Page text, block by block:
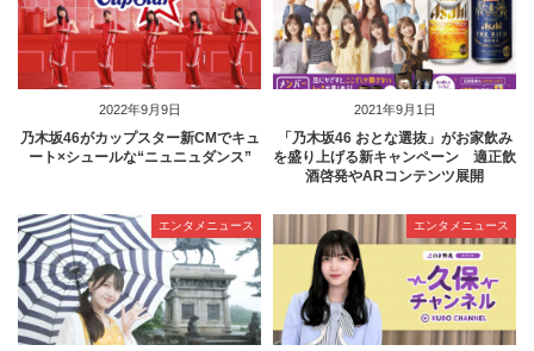
2022年9月9日
乃木坂46がカップスター新CMでキュ
ート×シュールな“ニュニュダンス”
2021年9月1日
「乃木坂46 おとな選抜」がお家飲み
を盛り上げる新キャンペーン 適正飲
酒啓発やARコンテンツ展開
エンタメニュース エンタメニュース